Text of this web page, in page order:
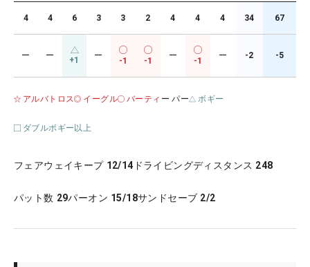
4 4 6 3 3 2 4 4 4 34 67
ー ー +1 ー
-1 -1
ー
-1
ー -2 -5
アルバトロス イーグル バーティ ー パー ボギー
ダブルボギー以上
フェアウェイキープ 12/14 ドライビングディスタンス 248
パット数 29パーオン 15/18サンドセーブ 2/2